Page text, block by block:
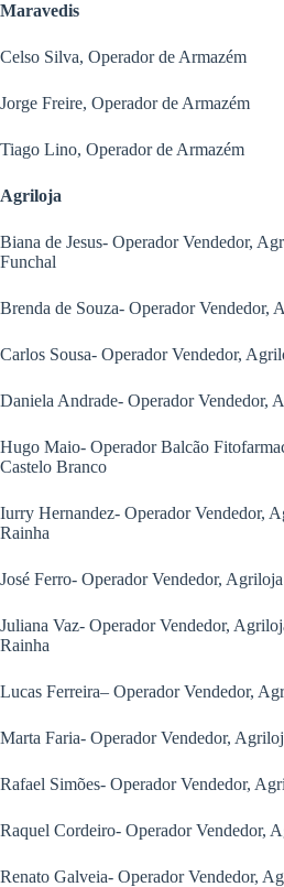
Maravedis
Celso Silva, Operador de Armazém
Jorge Freire, Operador de Armazém
Tiago Lino, Operador de Armazém
Agriloja
Biana de Jesus- Operador Vendedor,
Funchal
Brenda de Souza- Operador Vendedor,
Carlos Sousa- Operador Vendedor,
Daniela Andrade- Operador Vendedor,
Hugo Maio- Operador Balcão
Castelo Branco
Iurry Hernandez- Operador Vendedor,
Rainha
José Ferro- Operador Vendedor,
Juliana Vaz- Operador Vendedor,
Rainha
Lucas Ferreira– Operador Vendedor,
Marta Faria- Operador Vendedor,
Rafael Simões- Operador Vendedor,
Raquel Cordeiro- Operador Vendedor,
Renato Galveia- Operador Vendedor,